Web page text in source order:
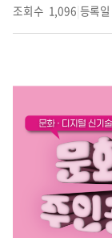
조회수 1,096 등록일